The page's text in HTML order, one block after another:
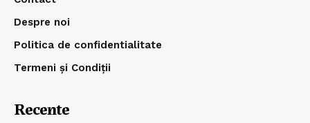
Despre noi
Politica de confidentialitate
Termeni și Condiții
Recente